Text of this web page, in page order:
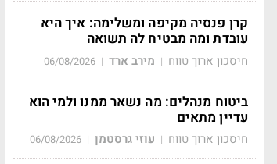
קרן פנסיה מקיפה ומשלימה: איך היא
עובדת ומה מבטיח לה תשואה
חיסכון ארוך טווח | מירב ארד |
06/08/2026
ביטוח מנהלים: מה נשאר ממנו ולמי הוא
עדיין מתאים
חיסכון ארוך טווח | עוזי גרסטמן |
06/08/2026